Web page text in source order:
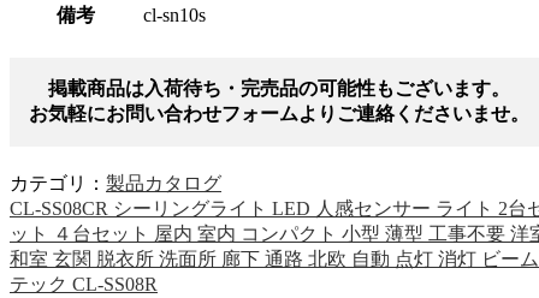
備考
cl-sn10s
掲載商品は入荷待ち・完売品の可能性もございます。
お気軽にお問い合わせフォームよりご連絡くださいませ。
カテゴリ： 製品カタログ
CL-SS08CR シーリングライト LED 人感センサー ライト 2台
ット ４台セット 屋内 室内 コンパクト 小型 薄型 工事不要 洋
和室 玄関 脱衣所 洗面所 廊下 通路 北欧 自動 点灯 消灯 ビーム
テック CL-SS08R